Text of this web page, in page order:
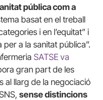
pública com a
basat en el treball
i en l’equitat” i
a la sanitat pública”.
SATSE va
gran part de les
al llarg de la negociació
sense distincions